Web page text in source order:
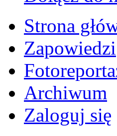
Strona
Zapowiedzi
Archiwum
Zaloguj się